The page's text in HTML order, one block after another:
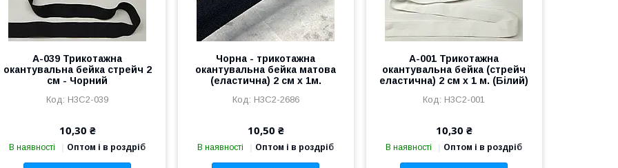
A-039 Трикотажна
окантувальна бейка стрейч 2
см - Чорний
Н3С2-039
10,30 ₴
В наявності Оптом і в роздріб
Чорна - трикотажна
окантувальна бейка матова
(еластична) 2 см х 1м.
Н3С2-2686
10,50 ₴
В наявності Оптом і в роздріб
A-001 Трикотажна
окантувальна бейка (стрейч
еластична) 2 см х 1 м. (Білий)
Н3С2-001
10,30 ₴
В наявності Оптом і в роздріб